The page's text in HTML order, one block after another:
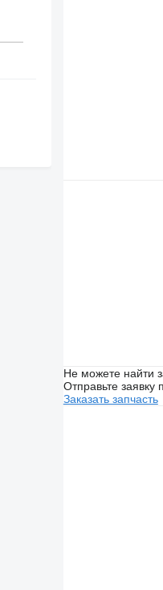
Не можете найти
Отправьте заявку
Заказать запчасть